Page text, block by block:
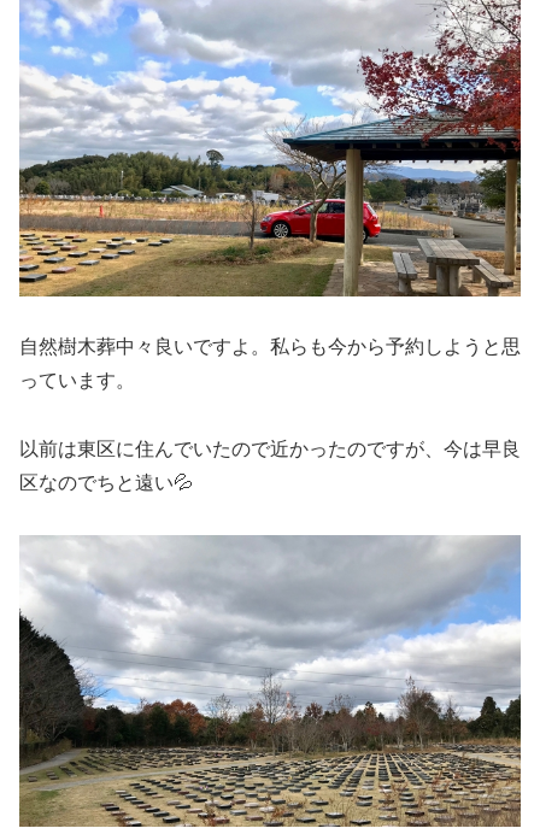
自然樹木葬中々良いですよ。私らも今から予約しようと思
っています。
以前は東区に住んでいたので近かったのですが、今は早良
区なのでちと遠い💦